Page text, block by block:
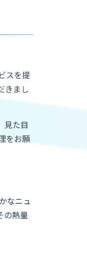
スを提
きまし
見た目
をお願
なニュ
の熱量